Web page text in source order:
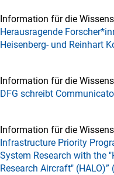
Information für die
Herausragende
Heisenberg- und Reinhart
Information für die
DFG schreibt
Information für die
Infrastructure Priority
System Research with the
Research Aircraft" (HALO)”